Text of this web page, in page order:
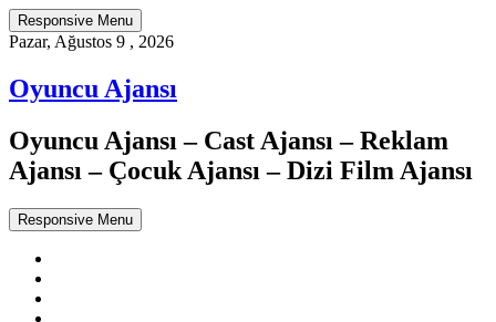
Responsive Menu
Pazar, Ağustos 9 , 2026
Oyuncu Ajansı
Oyuncu Ajansı – Cast Ajansı – Reklam
Ajansı – Çocuk Ajansı – Dizi Film Ajansı
Responsive Menu